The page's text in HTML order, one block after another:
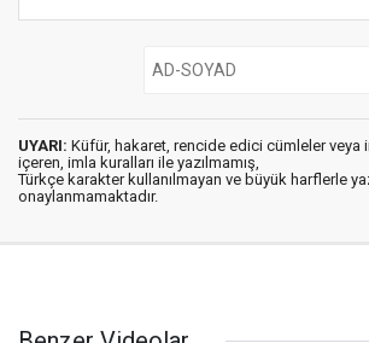
UYARI: Küfür, hakaret, rencide edici cümleler veya
içeren, imla kuralları ile yazılmamış,
Türkçe karakter kullanılmayan ve büyük harflerle
onaylanmamaktadır.